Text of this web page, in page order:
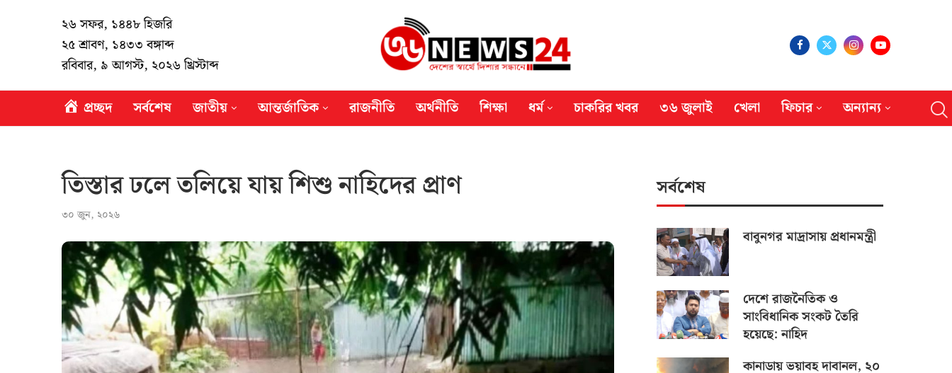
২৬ সফর, ১৪৪৮ হিজরি
২৫ শ্রাবণ, ১৪৩৩ বঙ্গাব্দ
রবিবার, ৯ আগস্ট, ২০২৬ খ্রিস্টাব্দ
প্রচ্ছদ সর্বশেষ জাতীয় আন্তর্জাতিক রাজনীতি অর্থনীতি শিক্ষা ধর্ম চাকরির খবর ৩৬ জুলাই খেলা ফিচার অন্যান্য
তিস্তার ঢলে তলিয়ে যায় শিশু নাহিদের প্রাণ
৩০ জুন, ২০২৬
সর্বশেষ
বাবুনগর মাদ্রাসায় প্রধানমন্ত্রী
দেশে রাজনৈতিক ও
সাংবিধানিক সংকট তৈরি
হয়েছে: নাহিদ
কানাডায় ভয়াবহ দাবানল, ২০